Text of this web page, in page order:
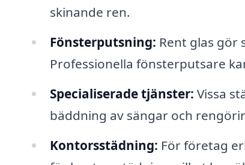
skinande ren.
Fönsterputsning: Rent glas gör
Professionella fönsterputsare
Specialiserade tjänster: Vissa
bäddning av sängar och
Kontorsstädning: För företag